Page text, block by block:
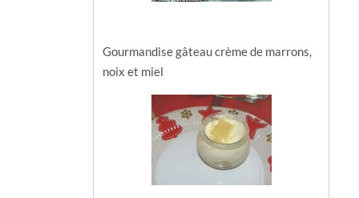
Gourmandise gâteau crème de marrons,
noix et miel